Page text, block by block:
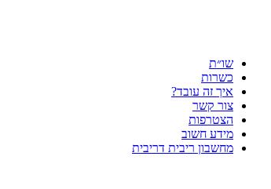
שו״ת
כשרות
איך זה עובד?
צור קשר
הצטרפות
מידע חשוב
מחשבון ריבית דריבית